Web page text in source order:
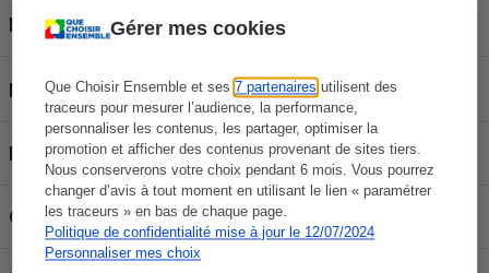
Gérer mes cookies
Que Choisir Ensemble et ses7 partenaires utilisent des
traceurs pour mesurer l’audience, la performance,
personnaliser les contenus, les partager, optimiser la
promotion et afficher des contenus provenant de sites tiers.
Nous conserverons votre choix pendant 6 mois. Vous pourrez
changer d’avis à tout moment en utilisant le lien « paramétrer
les traceurs » en bas de chaque page.
Politique de confidentialité mise à jour le 12/07/2024
Personnaliser mes choix
Hauteur
Profondeur 12 cm
Poids 6,7 kg
Connectable